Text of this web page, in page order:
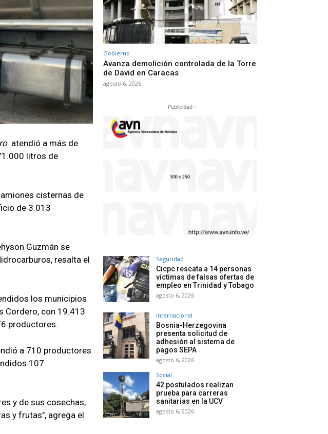
atendió a más de
litros de
cisternas de
de 3.013
Guzmán se
resalta el
los municipios
Cordero, con 19.413
productores.
a 710 productores
107
y de sus cosechas,
y frutas", agrega el
Gobierno
Avanza demolición controlada de la Torre
de David en Caracas
agosto 6, 2026
- Publicidad -
Seguridad
Cicpc rescata a 14 personas
víctimas de falsas ofertas de
empleo en Trinidad y Tobago
agosto 6, 2026
Internacional
Bosnia-Herzegovina
presenta solicitud de
adhesión al sistema de
pagos SEPA
agosto 6, 2026
Social
42 postulados realizan
prueba para carreras
sanitarias en la UCV
agosto 6, 2026